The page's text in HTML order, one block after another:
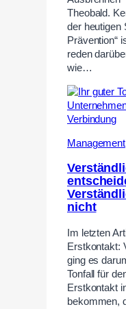
Theobald.
der heutigen
Prävention“
reden
wie…
Management
nicht
Im letzten
Erstkontakt:
ging es
Tonfall für
Erstkontakt
bekommen,